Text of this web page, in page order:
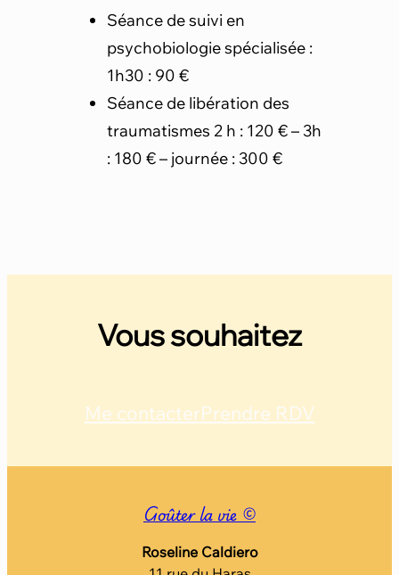
Séance de suivi en
psychobiologie spécialisée :
1h30 : 90 €
Séance de libération des
traumatismes 2 h : 120 € – 3h
: 180 € – journée : 300 €
Vous souhaitez
Me contacterPrendre RDV
Goûter la vie ©
Roseline Caldiero